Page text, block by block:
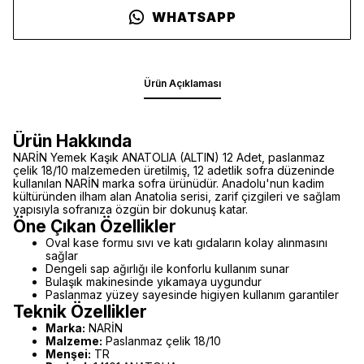
WHATSAPP
Ürün Açıklaması
Ürün Hakkında
NARİN Yemek Kaşık ANATOLIA (ALTIN) 12 Adet, paslanmaz
çelik 18/10 malzemeden üretilmiş, 12 adetlik sofra düzeninde
kullanılan NARİN marka sofra ürünüdür. Anadolu'nun kadim
kültüründen ilham alan Anatolia serisi, zarif çizgileri ve sağlam
yapısıyla sofranıza özgün bir dokunuş katar.
Öne Çıkan Özellikler
Oval kase formu sıvı ve katı gıdaların kolay alınmasını
sağlar
Dengeli sap ağırlığı ile konforlu kullanım sunar
Bulaşık makinesinde yıkamaya uygundur
Paslanmaz yüzey sayesinde higiyen kullanım garantiler
Teknik Özellikler
Marka: NARİN
Malzeme: Paslanmaz çelik 18/10
Menşei: TR